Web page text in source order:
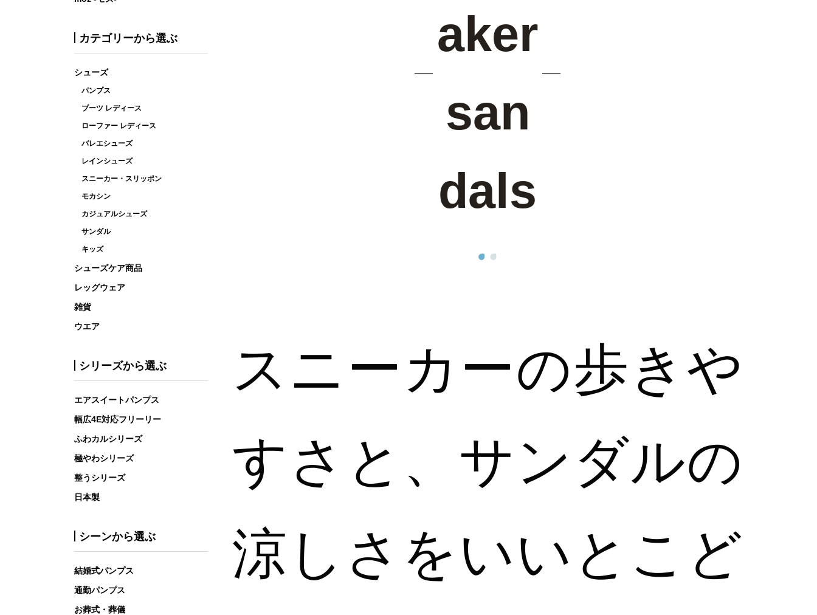
カテゴリーから選ぶ
シューズ
パンプス
ブーツ レディース
ローファー レディース
バレエシューズ
レインシューズ
スニーカー・スリッポン
モカシン
カジュアルシューズ
サンダル
キッズ
シューズケア商品
レッグウェア
雑貨
ウエア
シリーズから選ぶ
エアスイートパンプス
幅広4E対応フリーリー
ふわカルシリーズ
極やわシリーズ
整うシリーズ
日本製
シーンから選ぶ
結婚式パンプス
通勤パンプス
お葬式・葬儀
aker
san
dals
スニーカーの歩きや
すさと、サンダルの
涼しさをいいとこど